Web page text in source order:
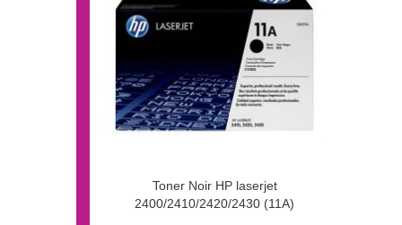
Toner Noir HP laserjet
2400/2410/2420/2430 (11A)